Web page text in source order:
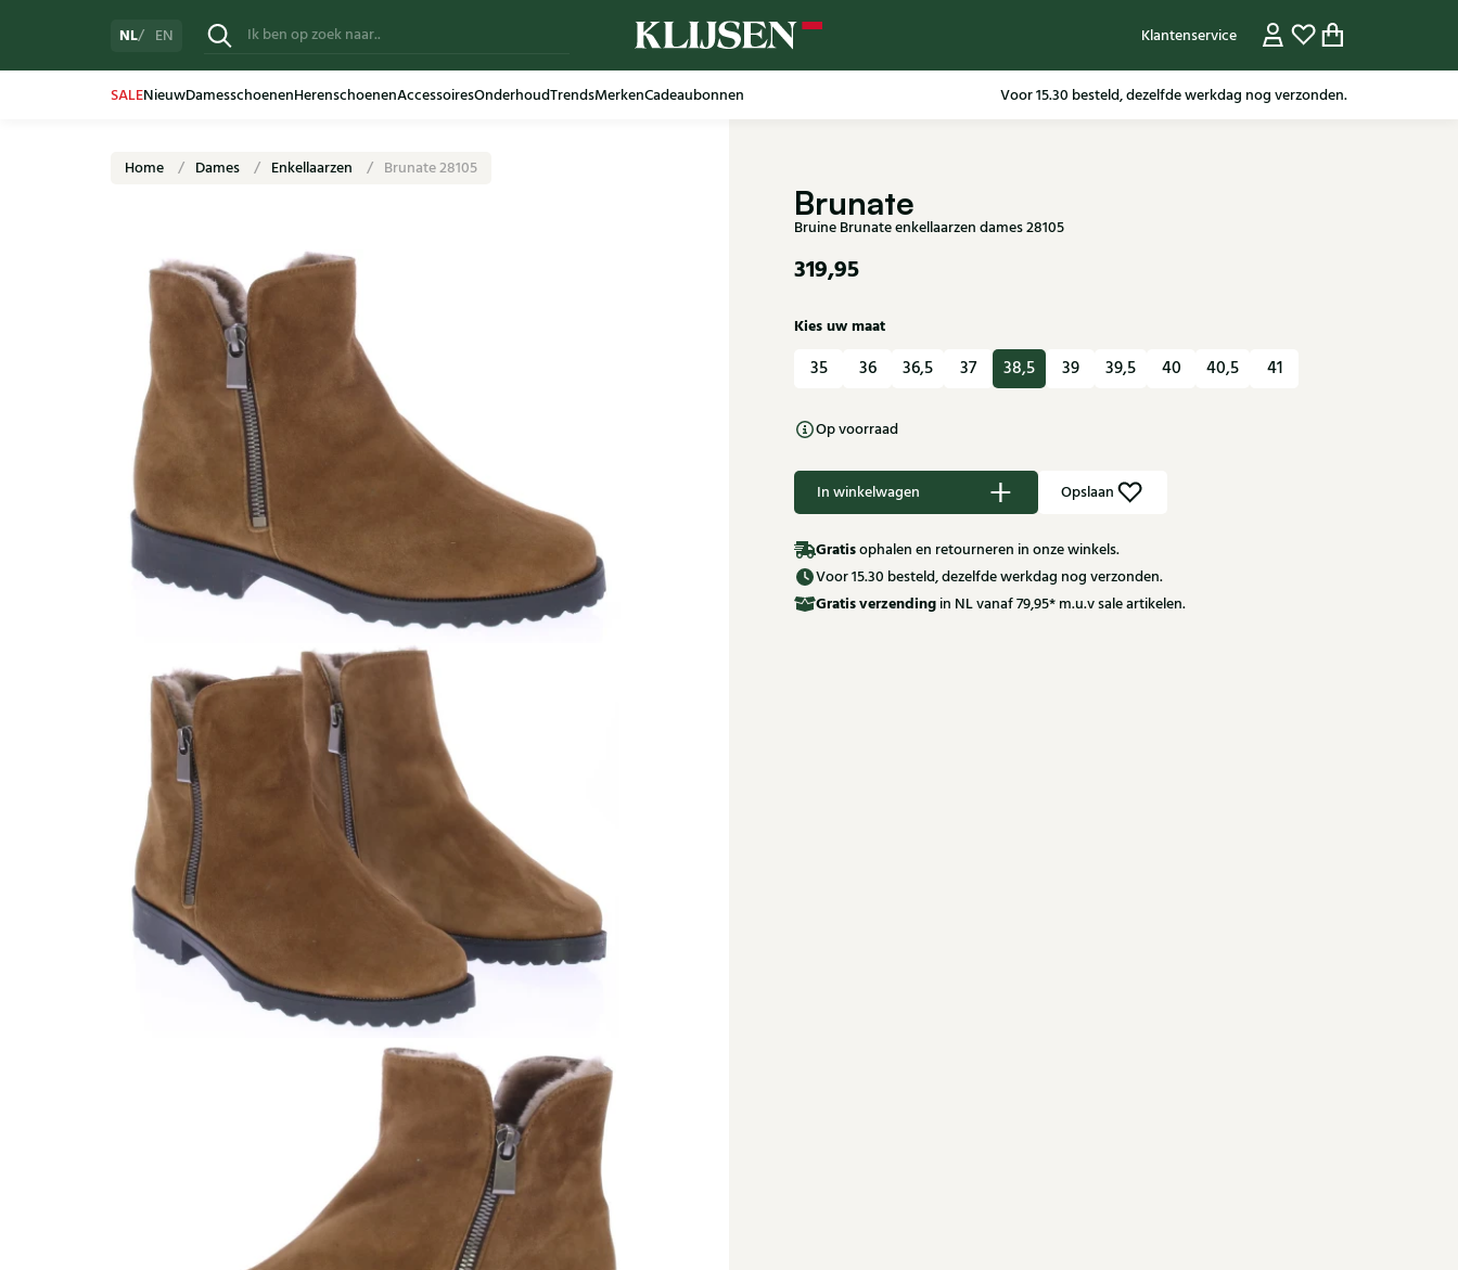
NL EN Klantenservice
SALENieuwDamesschoenenHerenschoenenAccessoiresOnderhoudTrendsMerkenCadeaubonnen Gratis verzending in NL vanaf 79,95* m.u.v sale artikelen.
Home Dames Enkellaarzen Brunate 28105
Brunate
Bruine Brunate enkellaarzen dames 28105
319,95
Kies uw maat
35 36 36,5 37 38,5 39 39,5 40 40,5 41
Op voorraad
In winkelwagen Opslaan
Gratisophalen en retourneren in onze winkels.
Voor 15.30 besteld, dezelfde werkdag nog verzonden.
Gratisverzending in NL vanaf 79,95* m.u.v sale artikelen.